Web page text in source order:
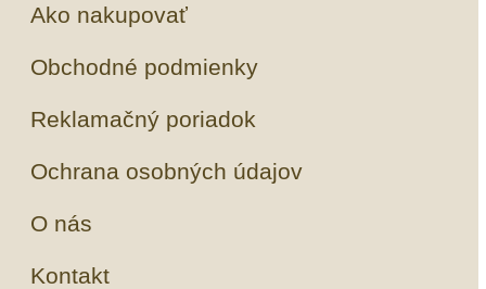
Ako nakupovať
Obchodné podmienky
Reklamačný poriadok
Ochrana osobných údajov
O nás
Kontakt